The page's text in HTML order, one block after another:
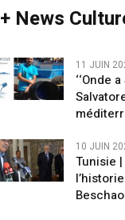
+ News
11 JUIN
‘‘Onde
10 JUIN
Tunisie